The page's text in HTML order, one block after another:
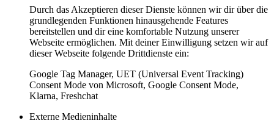
Durch das Akzeptieren dieser Dienste können wir dir über die
grundlegenden Funktionen hinausgehende Features
bereitstellen und dir eine komfortable Nutzung unserer
Webseite ermöglichen. Mit deiner Einwilligung setzen wir auf
dieser Webseite folgende Drittdienste ein:
Google Tag Manager, UET (Universal Event Tracking)
Consent Mode von Microsoft, Google Consent Mode,
Klarna, Freshchat
Externe Medieninhalte